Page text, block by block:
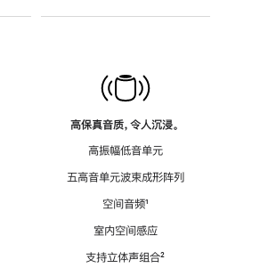
高保真音质，令人沉浸。
高振幅低音单元
五高音单元波束成形阵列
空间音频脚
¹
室内空间感应
支持立体声组合脚
²